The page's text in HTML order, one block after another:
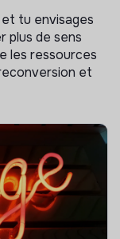
tu envisages
plus de sens
les ressources
et